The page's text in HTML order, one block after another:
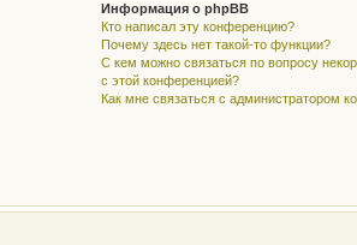
Информация о phpBB
Кто написал эту конференцию?
Почему здесь нет такой-то функции?
С кем можно связаться по вопросу
с этой конференцией?
Как мне связаться с администратором